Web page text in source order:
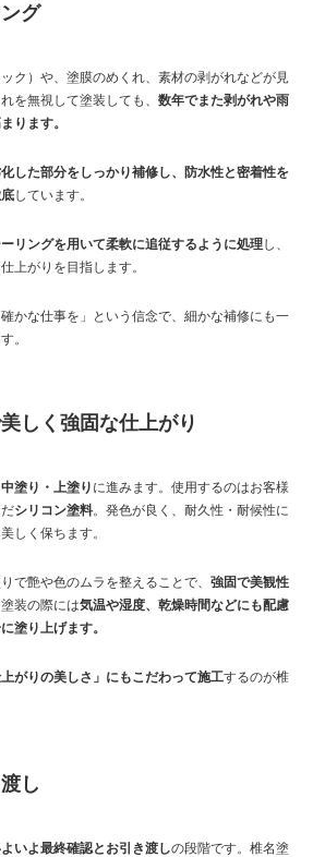
グ
ク）や、塗膜のめくれ、素材の剥がれなどが見
を無視して塗装しても、 数年でまた剥がれや雨
ります。
した部分をしっかり補修し、防水性と密着性を
しています。
リングを用いて柔軟に追従するように処理し、
上がりを目指します。
確かな仕事を」という信念で、細かな補修にも一
。
しく強固な仕上がり
中塗り・上塗り に進みます。使用するのはお客様
シリコン塗料。発色が良く、耐久性・耐候性に
しく保ちます。
で艶や色のムラを整えることで、 強固で美観性
装の際には気温や湿度、乾燥時間などにも配慮
塗り上げます。
がりの美しさ」にもこだわって施工するのが椎
し
いよ最終確認とお引き渡しの段階です。椎名塗